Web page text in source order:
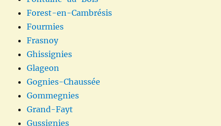
Forest-en-Cambrésis
Fourmies
Frasnoy
Ghissignies
Glageon
Gognies-Chaussée
Gommegnies
Grand-Fayt
Gussignies